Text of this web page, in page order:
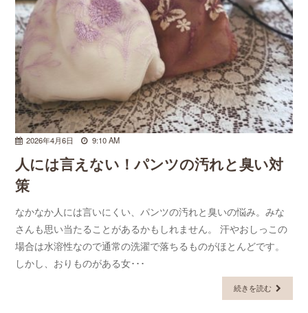
2026年4月6日 9:10 AM
人には言えない！パンツの汚れと臭い対
策
なかなか人には言いにくい、パンツの汚れと臭いの悩み。みな
さんも思い当たることがあるかもしれません。 汗やおしっこの
場合は水溶性なので通常の洗濯で落ちるものがほとんどです。
しかし、おりものがある女･･･
続きを読む